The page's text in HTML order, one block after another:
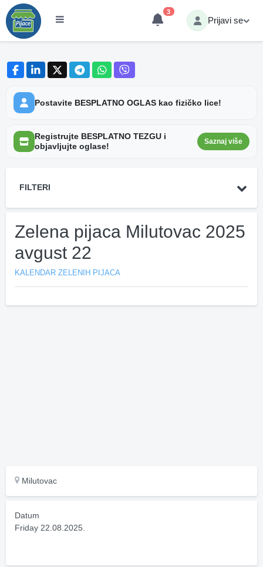
3
Prijavi se
Postavite BESPLATNO OGLAS kao fizičko lice!
Registrujte BESPLATNO TEZGU i
objavljujte oglase!
Saznaj više
FILTERI
Zelena pijaca Milutovac 2025
avgust 22
KALENDAR ZELENIH PIJACA
Milutovac
Datum
Friday 22.08.2025.